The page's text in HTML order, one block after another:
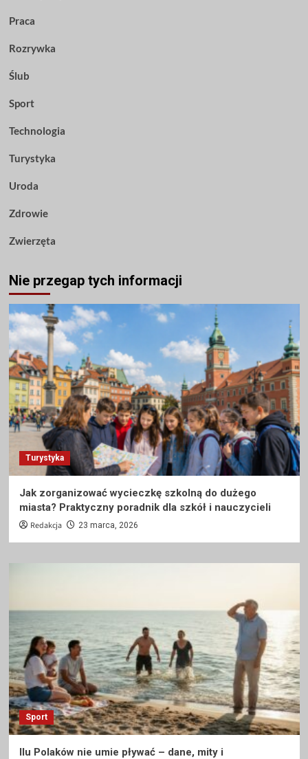
Praca
Rozrywka
Ślub
Sport
Technologia
Turystyka
Uroda
Zdrowie
Zwierzęta
Nie przegap tych informacji
Turystyka
Jak zorganizować wycieczkę szkolną do dużego
miasta? Praktyczny poradnik dla szkół i nauczycieli
Redakcja 23 marca, 2026
Sport
Ilu Polaków nie umie pływać – dane, mity i